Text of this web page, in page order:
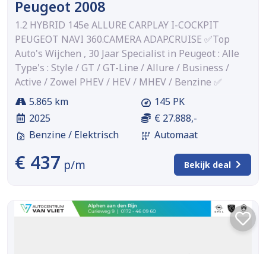
Peugeot 2008
1.2 HYBRID 145e ALLURE CARPLAY I-COCKPIT
PEUGEOT NAVI 360.CAMERA ADAP.CRUISE ✅Top
Auto's Wijchen , 30 Jaar Specialist in Peugeot : Alle
Type's : Style / GT / GT-Line / Allure / Business /
Active / Zowel PHEV / HEV / MHEV / Benzine ✅
5.865 km
2025
Benzine / Elektrisch
145 PK
€ 27.888,-
Automaat
€ 437 p/m Bekijk deal